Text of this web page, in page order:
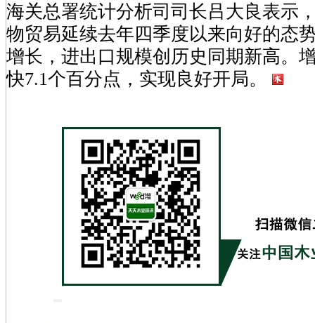
海关总署统计分析司司长吕大良表示
物贸易延续去年四季度以来向好的态
增长，进出口规模创历史同期新高。
快7.1个百分点，实现良好开局。